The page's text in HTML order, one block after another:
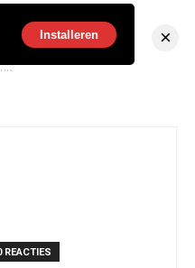
REACTIES
Installeren ×